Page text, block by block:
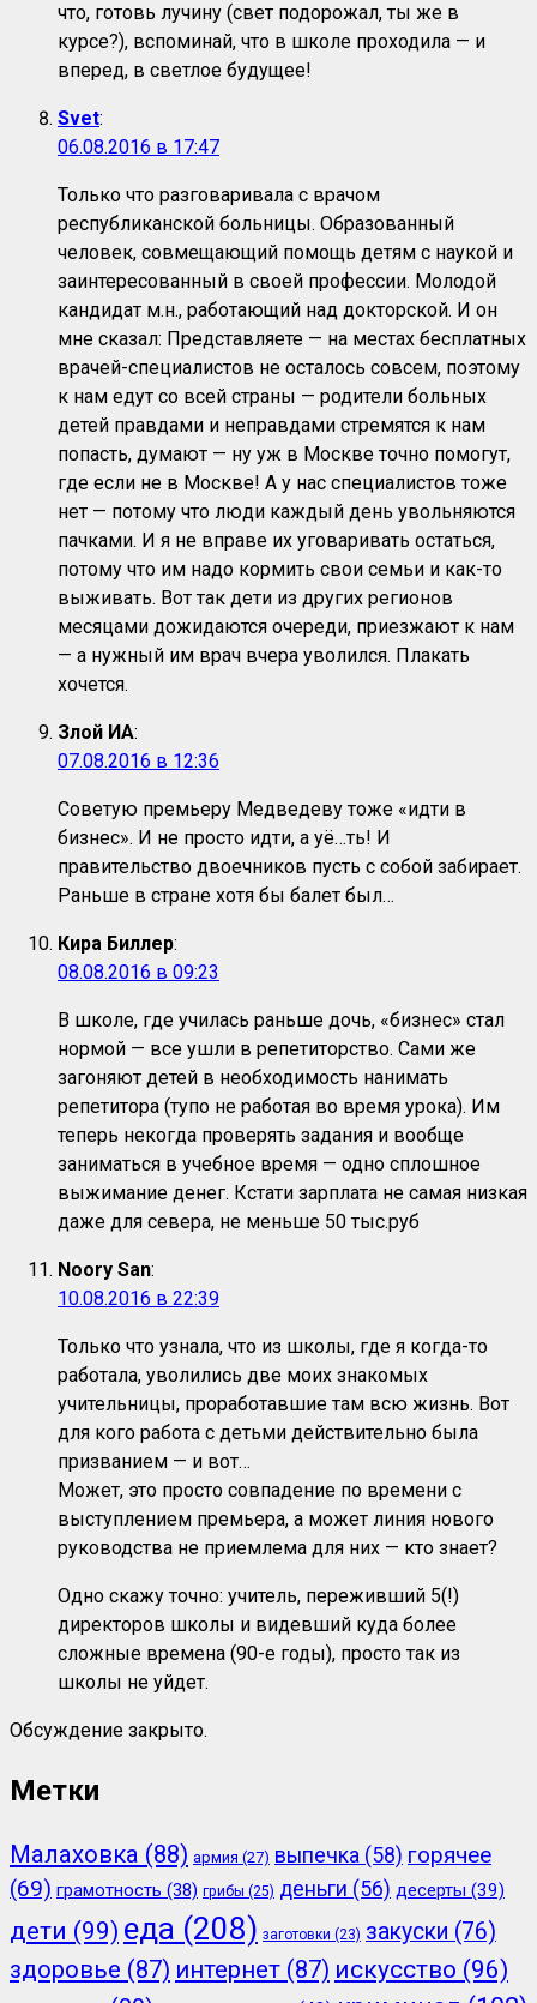
что, готовь лучину (свет подорожал, ты же в
курсе?), вспоминай, что в школе проходила — и
вперед, в светлое будущее!
Svet:
06.08.2016 в 17:47
Только что разговаривала с врачом
республиканской больницы. Образованный
человек, совмещающий помощь детям с наукой и
заинтересованный в своей профессии. Молодой
кандидат м.н., работающий над докторской. И он
мне сказал: Представляете — на местах бесплатных
врачей-специалистов не осталось совсем, поэтому
к нам едут со всей страны — родители больных
детей правдами и неправдами стремятся к нам
попасть, думают — ну уж в Москве точно помогут,
где если не в Москве! А у нас специалистов тоже
нет — потому что люди каждый день увольняются
пачками. И я не вправе их уговаривать остаться,
потому что им надо кормить свои семьи и как-то
выживать. Вот так дети из других регионов
месяцами дожидаются очереди, приезжают к нам
— а нужный им врач вчера уволился. Плакать
хочется.
Злой ИА:
07.08.2016 в 12:36
Советую премьеру Медведеву тоже «идти в
бизнес». И не просто идти, а уё…ть! И
правительство двоечников пусть с собой забирает.
Раньше в стране хотя бы балет был…
Кира Биллер:
08.08.2016 в 09:23
В школе, где училась раньше дочь, «бизнес» стал
нормой — все ушли в репетиторство. Сами же
загоняют детей в необходимость нанимать
репетитора (тупо не работая во время урока). Им
теперь некогда проверять задания и вообще
заниматься в учебное время — одно сплошное
выжимание денег. Кстати зарплата не самая низкая
даже для севера, не меньше 50 тыс.руб
Noory San:
10.08.2016 в 22:39
Только что узнала, что из школы, где я когда-то
работала, уволились две моих знакомых
учительницы, проработавшие там всю жизнь. Вот
для кого работа с детьми действительно была
призванием — и вот…
Может, это просто совпадение по времени с
выступлением премьера, а может линия нового
руководства не приемлема для них — кто знает?
Одно скажу точно: учитель, переживший 5(!)
директоров школы и видевший куда более
сложные времена (90-е годы), просто так из
школы не уйдет.
Обсуждение закрыто.
Метки
Малаховка (88) армия (27) выпечка (58) горячее
(69) грамотность (38) грибы (25) деньги (56) десерты (39)
дети (99) еда (208) заготовки (23) закуски (76)
здоровье (87) интернет (87) искусство (96)